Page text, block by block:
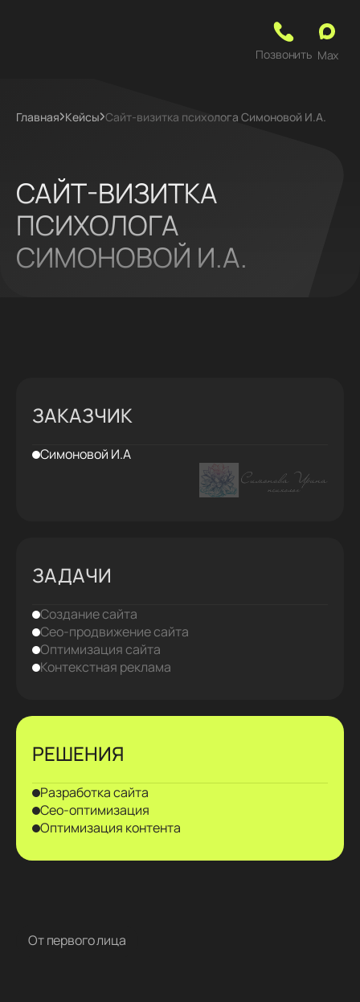
Позвонить Max
Главная Кейсы Сайт-визитка психолога Симоновой И.А.
САЙТ-ВИЗИТКА
ПСИХОЛОГА
СИМОНОВОЙ И.А.
ЗАКАЗЧИК
Симоновой И.А
ЗАДАЧИ
Создание сайта
Сео-продвижение сайта
Оптимизация сайта
Контекстная реклама
РЕШЕНИЯ
Разработка сайта
Сео-оптимизация
Оптимизация контента
От первого лица